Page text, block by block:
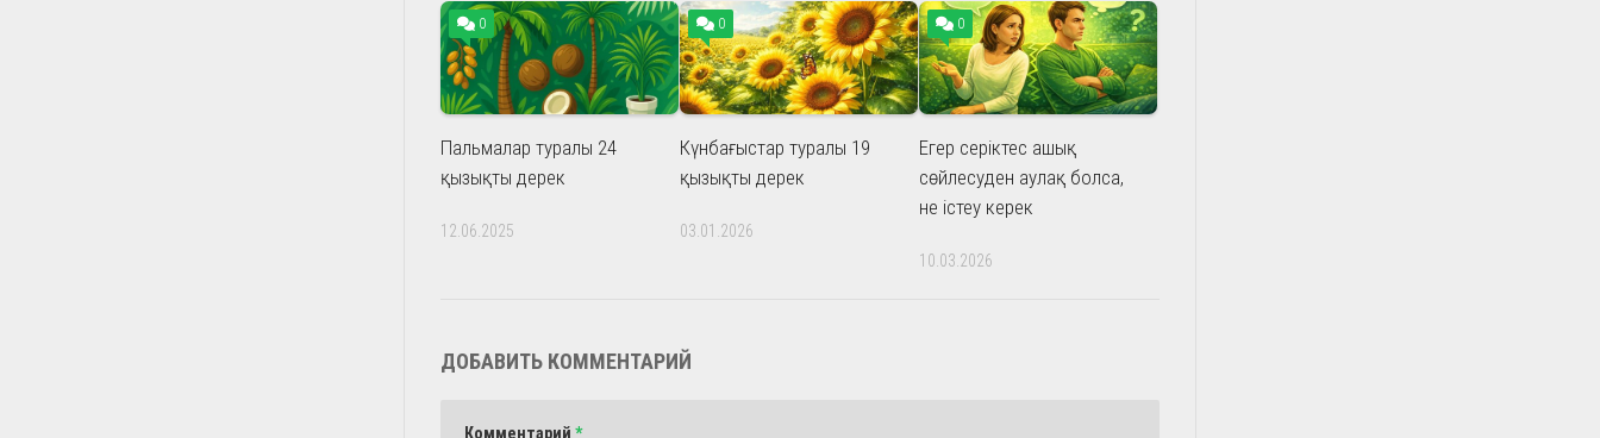
0
Пальмалар туралы 24
қызықты дерек
12.06.2025
0
Күнбағыстар туралы 19
қызықты дерек
03.01.2026
0
Егер серіктес ашық
сөйлесуден аулақ болса,
не істеу керек
10.03.2026
ДОБАВИТЬ КОММЕНТАРИЙ
Комментарий *